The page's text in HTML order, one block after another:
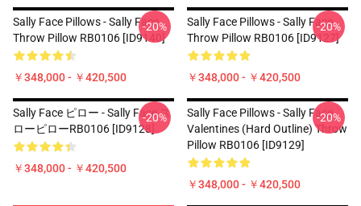
Sally Face Pillows - Sally Face.
Throw Pillow RB0106 [ID9140]
￥348,000 - ￥420,500
-20%
Sally Face Pillows - Sally Face
Throw Pillow RB0106 [ID9127]
￥348,000 - ￥420,500
-20%
Sally Face ピロー - Sally Face ス
ローピローRB0106 [ID9128]
￥348,000 - ￥420,500
-20%
Sally Face Pillows - Sally Face
Valentines (Hard Outline) Throw
Pillow RB0106 [ID9129]
￥348,000 - ￥420,500
-20%